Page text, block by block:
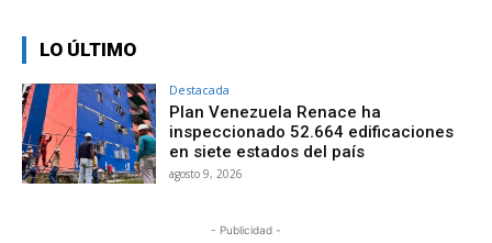
LO ÚLTIMO
Destacada
Plan Venezuela Renace ha
inspeccionado 52.664 edificaciones
en siete estados del país
agosto 9, 2026
- Publicidad -